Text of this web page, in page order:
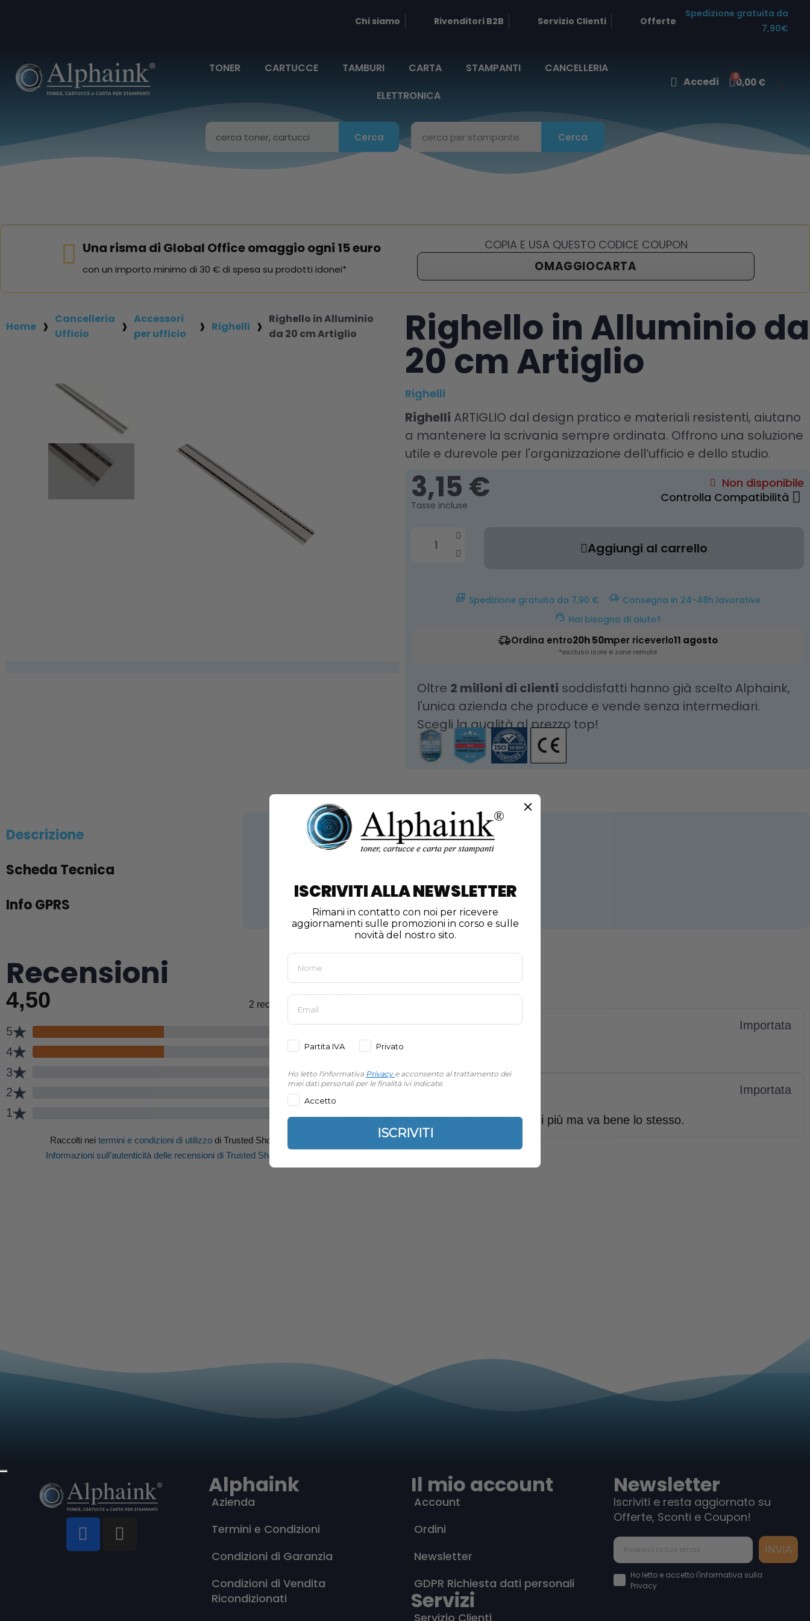
Chi siamo Rivenditori B2B Servizio Clienti Offerte
Spedizione gratuita da
7,90€
TONER CARTUCCE TAMBURI CARTA STAMPANTI
CANCELLERIA
ELETTRONICA
Accedi 0,00 €
Cerca Cerca
Una risma di Global Office omaggio ogni 15 euro
con un importo minimo di 30 € di spesa su prodotti idonei*
COPIA E USA QUESTO CODICE COUPON
OMAGGIOCARTA
Home
Cancelleria
Ufficio
Accessori
per ufficio
Righelli
Righello in Alluminio
da 20 cm Artiglio
Righello in Alluminio da
20 cm Artiglio
Righelli
Righelli ARTIGLIO dal design pratico e materiali resistenti, aiutano
a mantenere la scrivania sempre ordinata. Offrono una soluzione
utile e durevole per l'organizzazione dell’ufficio e dello studio.
3,15 €
Tasse incluse
Non disponibile
Controlla Compatibilità
Aggiungi al carrello
Spedizione gratuita da 7,90 €
Consegna in 24-48h lavorative
Hai bisogno di aiuto?
Ordina entro20h 50mper riceverlo11 agosto
*escluso isole e zone remote
Oltre 2 milioni di clienti soddisfatti hanno già scelto Alphaink,
l'unica azienda che produce e vende senza intermediari.
Scegli la qualità al prezzo top!
Descrizione
Scheda Tecnica
Info GPRS
Recensioni
Alphaink
Azienda
Termini e Condizioni
Condizioni di Garanzia
Condizioni di Vendita
Ricondizionati
Il mio account
Account
Ordini
Newsletter
GDPR Richiesta dati personali
Servizi
Servizio Clienti
Newsletter
Iscriviti e resta aggiornato su
Offerte, Sconti e Coupon!
INVIA
Accettazione Privacy Policy
Ho letto e accetto l'Informativa sulla
Privacy
ISCRIVITI ALLA NEWSLETTER
Rimani in contatto con noi per ricevere
aggiornamenti sulle promozioni in corso e sulle
novità del nostro sito.
Partita IVA Privato
Ho letto l'informativa Privacy e acconsento al trattamento dei
miei dati personali per le finalità ivi indicate.
Accetto
ISCRIVITI